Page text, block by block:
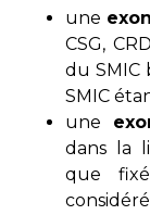
une
CSG,
du SMIC
SMIC
une
dans la
que